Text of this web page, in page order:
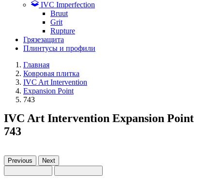
IVC Imperfection
Bruut
Grit
Rupture
Грязезащита
Плинтусы и профили
Главная
Ковровая плитка
IVC Art Intervention
Expansion Point
743
IVC Art Intervention Expansion Point
743
Previous Next